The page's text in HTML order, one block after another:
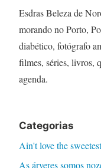
Esdras Beleza de
morando no Porto,
diabético, fotógrafo
filmes, séries, livros,
agenda.
Categorias
Ain't love the
As árveres somos